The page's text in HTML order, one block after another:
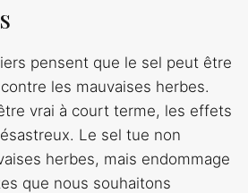
pensent que le sel peut être
les mauvaises herbes.
vrai à court terme, les effets
Le sel tue non
herbes, mais endommage
que nous souhaitons